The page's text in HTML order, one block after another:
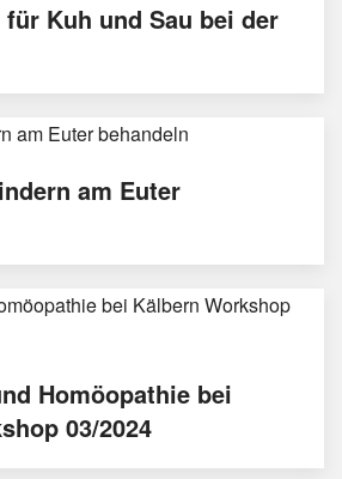
Kuh und Sau bei der
am Euter
Homöopathie bei
03/2024